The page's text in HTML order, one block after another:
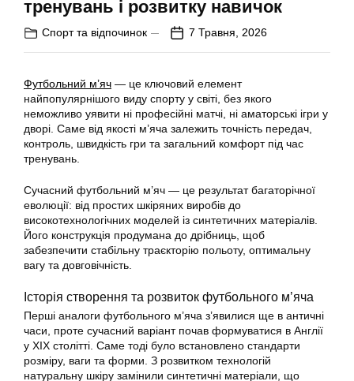
тренувань і розвитку навичок
Спорт та відпочинок 7 Травня, 2026
Футбольний м’яч — це ключовий елемент
найпопулярнішого виду спорту у світі, без якого
неможливо уявити ні професійні матчі, ні аматорські ігри у
дворі. Саме від якості м’яча залежить точність передач,
контроль, швидкість гри та загальний комфорт під час
тренувань.
Сучасний футбольний м’яч — це результат багаторічної
еволюції: від простих шкіряних виробів до
високотехнологічних моделей із синтетичних матеріалів.
Його конструкція продумана до дрібниць, щоб
забезпечити стабільну траєкторію польоту, оптимальну
вагу та довговічність.
Історія створення та розвиток футбольного м’яча
Перші аналоги футбольного м’яча з’явилися ще в античні
часи, проте сучасний варіант почав формуватися в Англії
у XIX столітті. Саме тоді було встановлено стандарти
розміру, ваги та форми. З розвитком технологій
натуральну шкіру замінили синтетичні матеріали, що